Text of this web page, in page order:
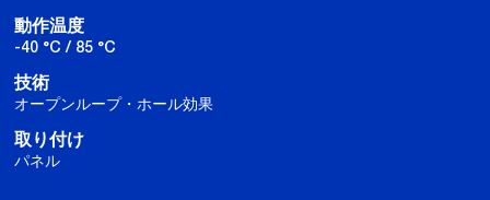
動作温度
-40 °C / 85 °C
技術
オープンループ・ホール効果
取り付け
パネル